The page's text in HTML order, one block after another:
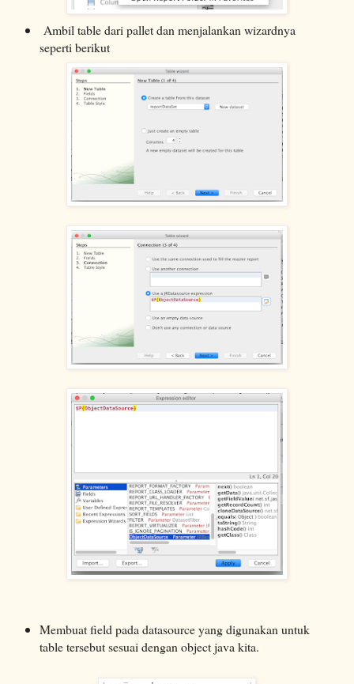
Ambil table dari pallet dan menjalankan wizardnya
seperti berikut
Membuat field pada datasource yang digunakan untuk
table tersebut sesuai dengan object java kita.